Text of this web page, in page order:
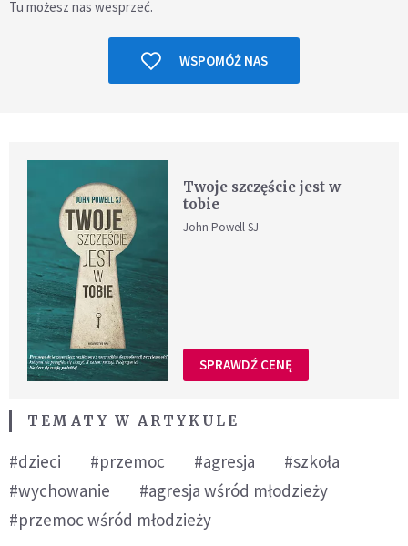
Tu możesz nas wesprzeć.
WSPOMÓŻ NAS
Twoje szczęście jest w
tobie
John Powell SJ
SPRAWDŹ CENĘ
TEMATY W ARTYKULE
#dzieci #przemoc #agresja
#szkoła
#wychowanie
#agresja wśród młodzieży
#przemoc wśród młodzieży